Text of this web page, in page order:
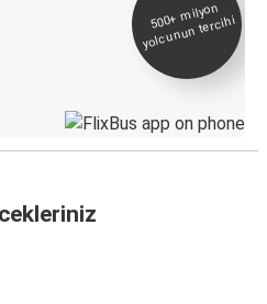
500+
milyon
yolcunun tercihi